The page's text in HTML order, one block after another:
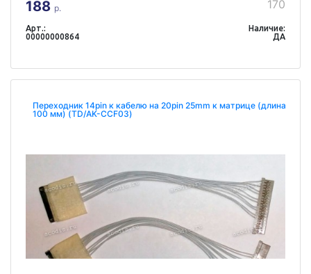
188 р. 170
Арт.:
00000000864
Наличие:
ДА
Переходник 14pin к кабелю на 20pin 25mm к матрице (длина
100 мм) (TD/AK-CCF03)